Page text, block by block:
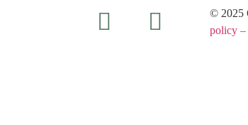
© 2025
policy